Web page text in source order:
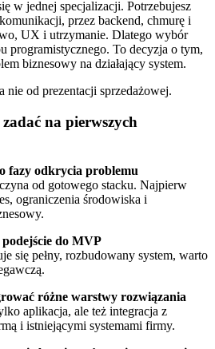
w jednej specjalizacji. Potrzebujesz
przez backend, chmurę i
UX i utrzymanie. Dlatego wybór
programistycznego. To decyzja o tym,
biznesowy na działający system.
nie od prezentacji sprzedażowej.
na pierwszych
fazy odkrycia problemu
od gotowego stacku. Najpierw
ograniczenia środowiska i
do MVP
się pełny, rozbudowany system, warto
różne warstwy rozwiązania
aplikacja, ale też integracja z
i istniejącymi systemami firmy.